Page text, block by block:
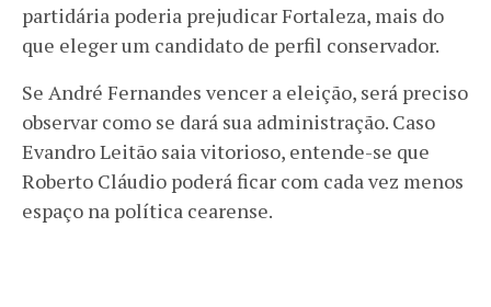
partidária poderia prejudicar Fortaleza, mais do
que eleger um candidato de perfil conservador.
Se André Fernandes vencer a eleição, será preciso
observar como se dará sua administração. Caso
Evandro Leitão saia vitorioso, entende-se que
Roberto Cláudio poderá ficar com cada vez menos
espaço na política cearense.